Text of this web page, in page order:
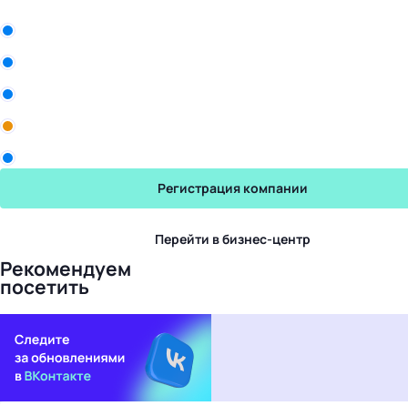
Регистрация компании
Перейти в бизнес-центр
Рекомендуем
посетить